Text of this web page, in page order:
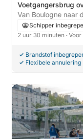
Voetgangersbrug
Billancourt,
Van Boulogne naar
Schipper
2 uur 30 minuten ·
Brandstof
Flexibele annulering